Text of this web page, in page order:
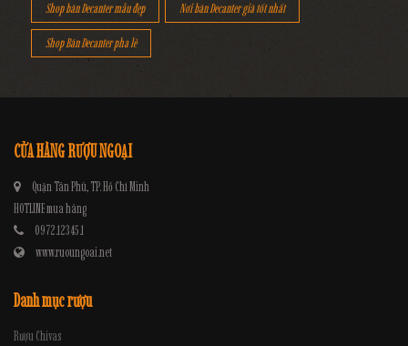
Shop bán Decanter mẫu đẹp Nơi bán Decanter giá tốt nhất
Shop Bán Decanter pha lê
CỬA HÀNG RƯỢU NGOẠI
Quận Tân Phú, TP. Hồ Chí Minh
HOTLINE mua hàng
0972.12345.1
www.ruoungoai.net
Danh mục rượu
Rượu Chivas